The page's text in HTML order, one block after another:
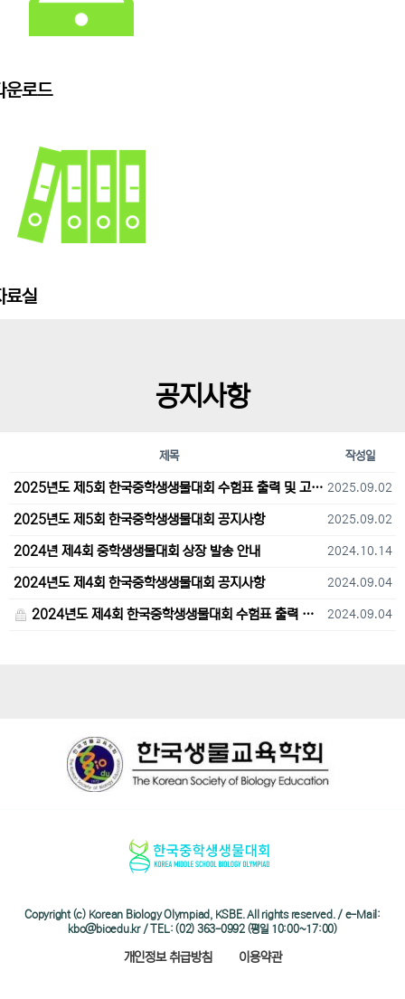
운로드
료실
공지사항
제목 작성일
2025년도 제5회 한국중학생생물대회 수험표 출력 및 고사장 오시는 길 안내 2025.09.02
2025년도 제5회 한국중학생생물대회 공지사항 2025.09.02
2024년 제4회 중학생생물대회 상장 발송 안내 2024.10.14
2024년도 제4회 한국중학생생물대회 공지사항 2024.09.04
2024년도 제4회 한국중학생생물대회 수험표 출력 및 고사장 오시는 길 안내 2024.09.04
Copyright (c) Korean Biology Olympiad, KSBE. All rights reserved. / e-Mail:
kbo@bioedu.kr / TEL: (02) 363-0992 (평일 10:00~17:00)
개인정보 취급방침 이용약관